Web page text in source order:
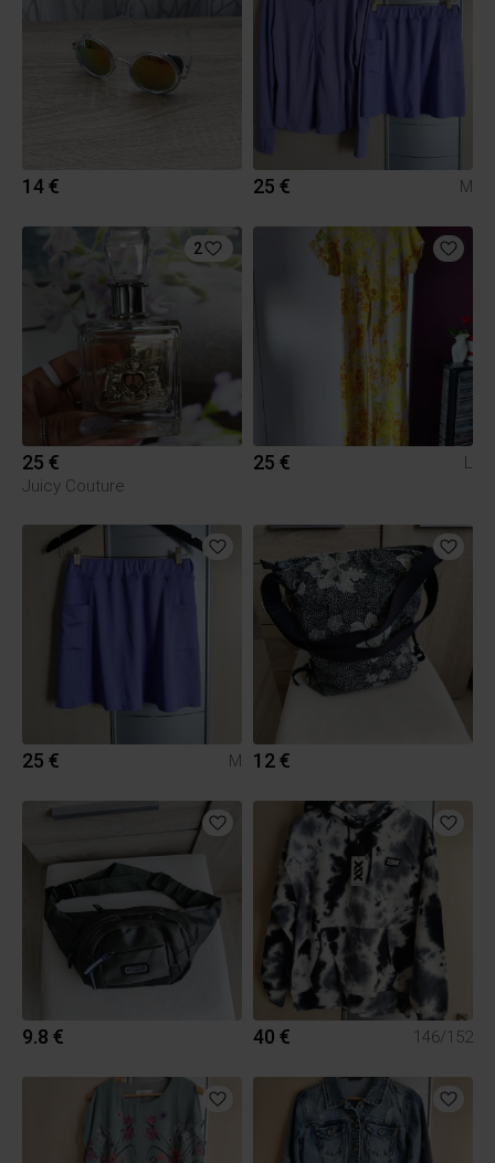
14 € 25 € M
2
25 €
Juicy Couture
25 € L
25 € M 12 €
9.8 € 40 € 146/152